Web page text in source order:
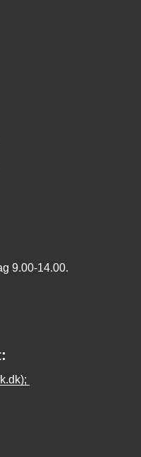
9.00-14.00.